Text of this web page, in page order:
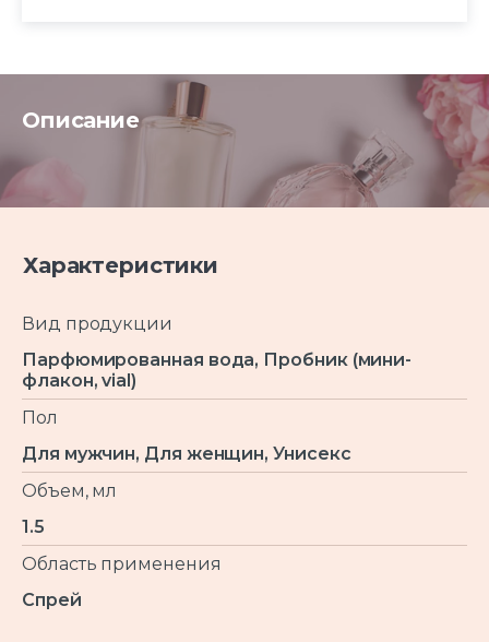
Описание
Характеристики
Вид продукции
Парфюмированная вода, Пробник (мини-
флакон, vial)
Пол
Для мужчин, Для женщин, Унисекс
Объем, мл
1.5
Область применения
Спрей